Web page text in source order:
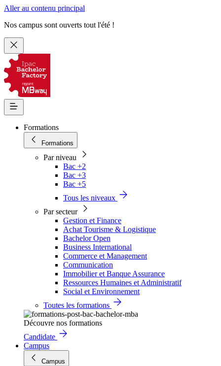
Aller au contenu principal
Nos campus sont ouverts tout l'été !
Formations
Formations
Par niveau
Bac +2
Bac +3
Bac +5
Tous les niveaux
Par secteur
Gestion et Finance
Achat Tourisme & Logistique
Bachelor Open
Business International
Commerce et Management
Communication
Immobilier et Banque Assurance
Ressources Humaines et Administratif
Social et Environnement
Toutes les formations
Découvre nos formations
Candidate
Campus
Campus